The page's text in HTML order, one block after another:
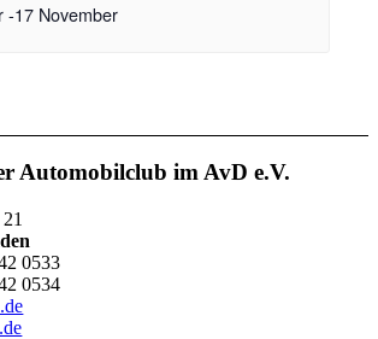
-17 November
Automobilclub im AvD e.V.
0533
0534